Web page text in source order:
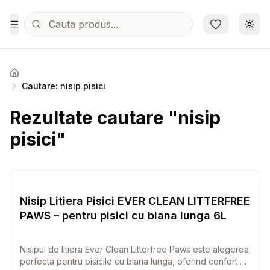
Sari la conținutul principal
Toggle Menu
Acasa
Cautare: nisip pisici
Rezultate cautare "nisip
pisici"
Nisip si Litiere
Nisip Litiera Pisici EVER CLEAN LITTERFREE
PAWS – pentru pisici cu blana lunga 6L
Nisipul de litiera Ever Clean Litterfree Paws este alegerea
perfecta pentru pisicile cu blana lunga, oferind confort si